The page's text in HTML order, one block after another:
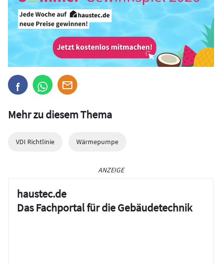
Mehr zu diesem Thema
VDI Richtlinie Wärmepumpe
ANZEIGE
haustec.de
Das Fachportal für die Gebäudetechnik